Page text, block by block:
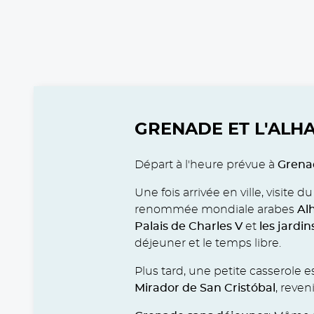
GRENADE ET
Départ à l'heure prévue à
Une fois arrivée en ville, visite
renommée mondiale arabes
Palais de Charles Vet les
déjeuner et le temps libre.
Plus tard, une petite casserole
Mirador de San Cristóbal ,